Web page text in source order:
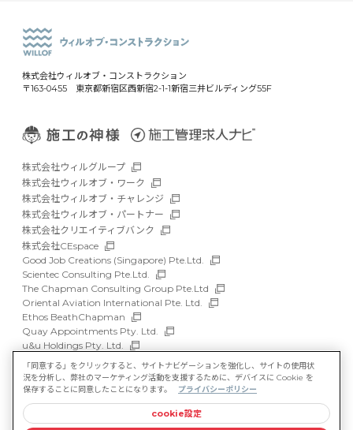
株式会社ウィルオブ・コンストラクション
〒163-0455 東京都新宿区西新宿2-1-1新宿三井ビルディング55F
株式会社ウィルグループ
株式会社ウィルオブ・ワーク
株式会社ウィルオブ・チャレンジ
株式会社ウィルオブ・パートナー
株式会社クリエイティブバンク
株式会社CEspace
Good Job Creations (Singapore) Pte.Ltd.
Scientec Consulting Pte.Ltd.
The Chapman Consulting Group Pte.Ltd
Oriental Aviation International Pte. Ltd.
Ethos BeathChapman
Quay Appointments Pty. Ltd.
u&u Holdings Pty. Ltd.
DFP Recruitment Holdings Pty. Ltd.
Asia Recruit Holdings Sdn.Bhd.
WILLOF Vietnam Company Limited
「同意する」をクリックすると、サイトナビゲーションを強化し、サイトの使用状
況を分析し、弊社のマーケティング活動を支援するために、デバイスに Cookie を
保存することに同意したことになります。
プライバシーポリシー
cookie設定